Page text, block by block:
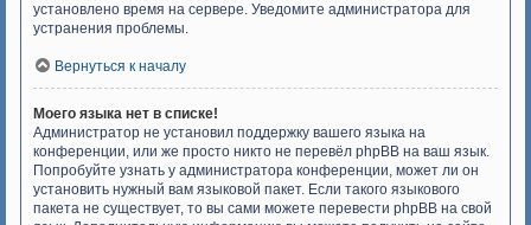
установлено время на сервере. Уведомите администратора для
устранения проблемы.
Вернуться к началу
Моего языка нет в списке!
Администратор не установил поддержку вашего языка на
конференции, или же просто никто не перевёл phpBB на ваш язык.
Попробуйте узнать у администратора конференции, может ли он
установить нужный вам языковой пакет. Если такого языкового
пакета не существует, то вы сами можете перевести phpBB на свой